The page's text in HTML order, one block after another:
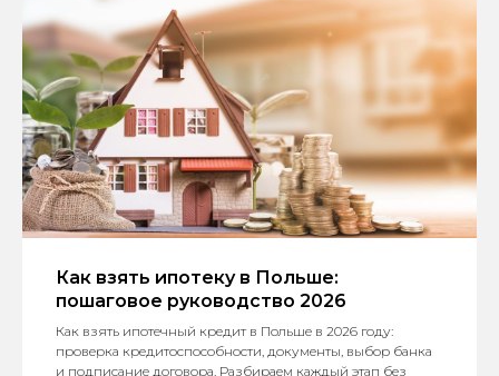
Как взять ипотеку в Польше:
пошаговое руководство 2026
Как взять ипотечный кредит в Польше в 2026 году:
проверка кредитоспособности, документы, выбор банка
и подписание договора. Разбираем каждый этап без